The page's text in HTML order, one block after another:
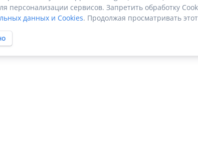
персонализации сервисов. Запретить обработку
данных и Cookies. Продолжая просматривать